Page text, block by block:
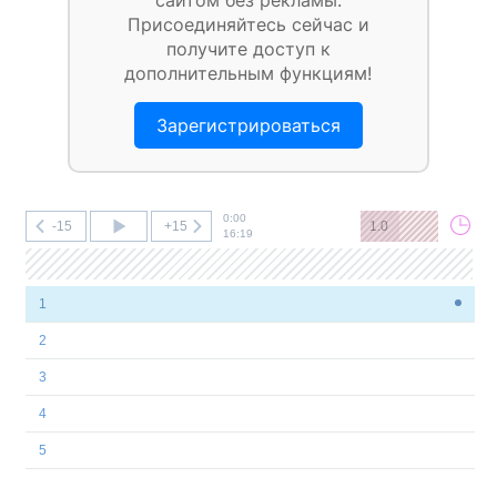
Присоединяйтесь сейчас и
получите доступ к
дополнительным функциям!
Зарегистрироваться
-15 +15
0:00
16:19
1.0
1
2
3
4
5